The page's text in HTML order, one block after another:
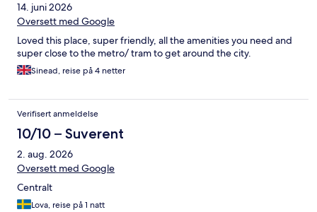
14. juni 2026
Oversett med Google
Loved this place, super friendly, all the amenities you need and
super close to the metro/ tram to get around the city.
Sinead, reise på 4 netter
Verifisert anmeldelse
10/10 – Suverent
2. aug. 2026
Oversett med Google
Centralt
Lova, reise på 1 natt